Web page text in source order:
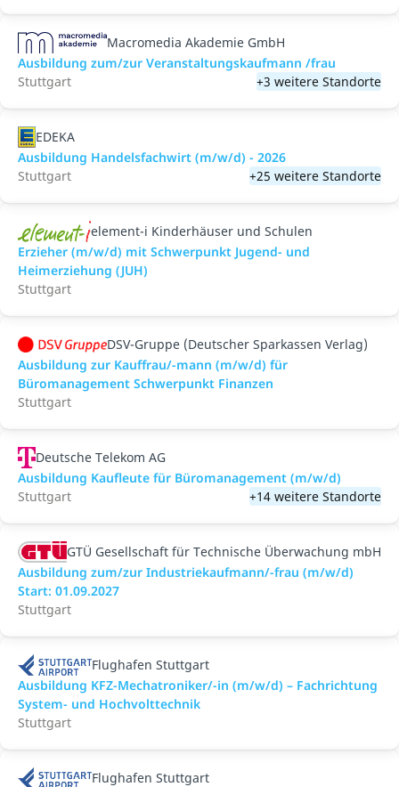
Macromedia Akademie GmbH
Ausbildung zum/zur Veranstaltungs­kaufmann /frau
Stuttgart
+3 weitere Standorte
EDEKA
Ausbildung Handelsfachwirt (m/w/d) - 2026
Stuttgart
+25 weitere Standorte
element-i Kinderhäuser und Schulen
Erzieher (m/w/d) mit Schwerpunkt Jugend- und
Heimerziehung (JUH)
Stuttgart
DSV-Gruppe (Deutscher Sparkassen Verlag)
Ausbildung zur Kauffrau/-mann (m/w/d) für
Büromanagement Schwerpunkt Finanzen
Stuttgart
Deutsche Telekom AG
Ausbildung Kaufleute für Büromanagement (m/w/d)
Stuttgart
+14 weitere Standorte
GTÜ Gesellschaft für Technische Überwachung mbH
Ausbildung zum/zur Industriekaufmann/-frau (m/w/d)
Start: 01.09.2027
Stuttgart
Flughafen Stuttgart
Ausbildung KFZ-Mechatroniker/-in (m/w/d) – Fachrichtung
System- und Hochvolttechnik
Stuttgart
Flughafen Stuttgart